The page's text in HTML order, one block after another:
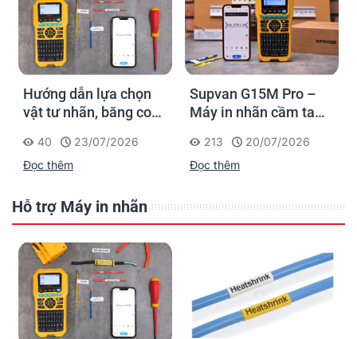
Hướng dẫn lựa chọn
vật tư nhãn, băng co
Supvan G15M Pro
40
23/07/2026
Đọc thêm
Supvan G15M Pro –
Máy in nhãn cầm tay
dấu một lần, tra cứu
trọn đời công trình
213
20/07/2026
Đọc thêm
Hỗ trợ Máy in nhãn